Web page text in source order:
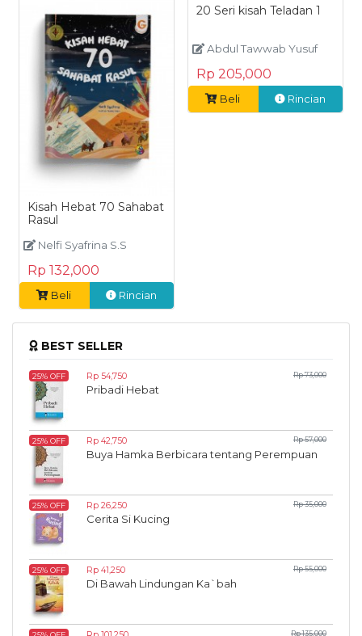
Kisah Hebat 70 Sahabat
Rasul
Nelfi Syafrina S.S
Rp 132,000
Beli Rincian
20 Seri kisah Teladan 1
Abdul Tawwab Yusuf
Rp 205,000
Beli Rincian
BEST SELLER
25% OFF Rp 54,750 Rp 73,000
Pribadi Hebat
25% OFF Rp 42,750 Rp 57,000
Buya Hamka Berbicara tentang Perempuan
25% OFF Rp 26,250 Rp 35,000
Cerita Si Kucing
25% OFF Rp 41,250 Rp 55,000
Di Bawah Lindungan Ka`bah
Rp 135,000